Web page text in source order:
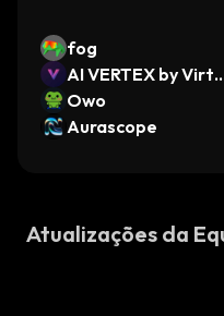
fog
AI VERTEX by Virtu
als
Owo
Aurascope
Atualizações da